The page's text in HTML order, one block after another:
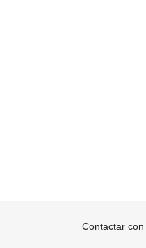
Contactar con